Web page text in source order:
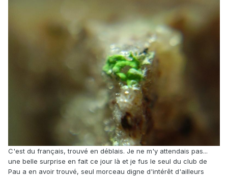
C'est du français, trouvé en déblais. Je ne m'y attendais pas...
une belle surprise en fait ce jour là et je fus le seul du club de
Pau a en avoir trouvé, seul morceau digne d'intérêt d'ailleurs